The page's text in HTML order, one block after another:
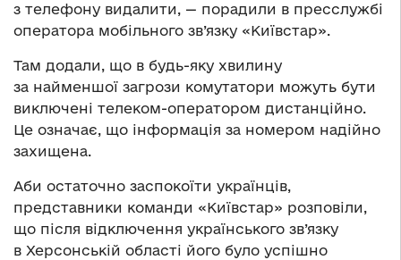
з телефону видалити, — порадили в пресслужбі
оператора мобільного зв’язку «Київстар».
Там додали, що в будь-яку хвилину
за найменшої загрози комутатори можуть бути
виключені телеком-оператором дистанційно.
Це означає, що інформація за номером надійно
захищена.
Аби остаточно заспокоїти українців,
представники команди «Київстар» розповіли,
що після відключення українського зв’язку
в Херсонській області його було успішно